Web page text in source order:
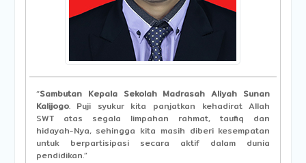
“Sambutan Kepala Sekolah Madrasah Aliyah Sunan
Kalijogo. Puji syukur kita panjatkan kehadirat Allah
SWT atas segala limpahan rahmat, taufiq dan
hidayah-Nya, sehingga kita masih diberi kesempatan
untuk berpartisipasi secara aktif dalam dunia
pendidikan.”